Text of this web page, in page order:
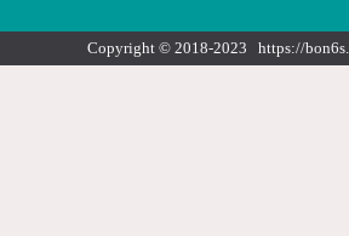
Copyright © 2018-2023 https://